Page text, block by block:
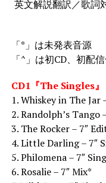
英文解説翻訳／歌詞
「*」は未発表音源
「^」は初CD、初配
CD1『The Singles』
1. Whiskey in The Jar
2. Randolph’s Tango
3. The Rocker – 7″
4. Little Darling – 7″
5. Philomena – 7″
6. Rosalie – 7″ Mix*